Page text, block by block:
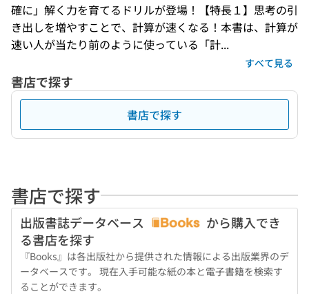
確に」解く力を育てるドリルが登場！【特長１】思考の引
き出しを増やすことで、計算が速くなる！本書は、計算が
速い人が当たり前のように使っている「計...
すべて見る
書店で探す
書店で探す
書店で探す
出版書誌データベース
から購入でき
る書店を探す
『Books』は各出版社から提供された情報による出版業界のデ
ータベースです。 現在入手可能な紙の本と電子書籍を検索す
ることができます。